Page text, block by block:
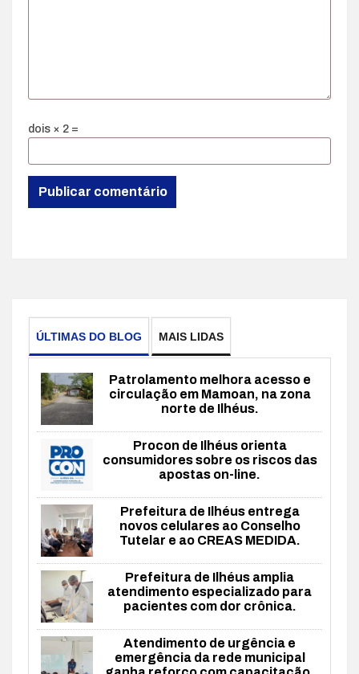
dois × 2 =
ÚLTIMAS DO BLOG MAIS LIDAS
Patrolamento melhora acesso e
circulação em Mamoan, na zona
norte de Ilhéus.
Procon de Ilhéus orienta
consumidores sobre os riscos das
apostas on-line.
Prefeitura de Ilhéus entrega
novos celulares ao Conselho
Tutelar e ao CREAS MEDIDA.
Prefeitura de Ilhéus amplia
atendimento especializado para
pacientes com dor crônica.
Atendimento de urgência e
emergência da rede municipal